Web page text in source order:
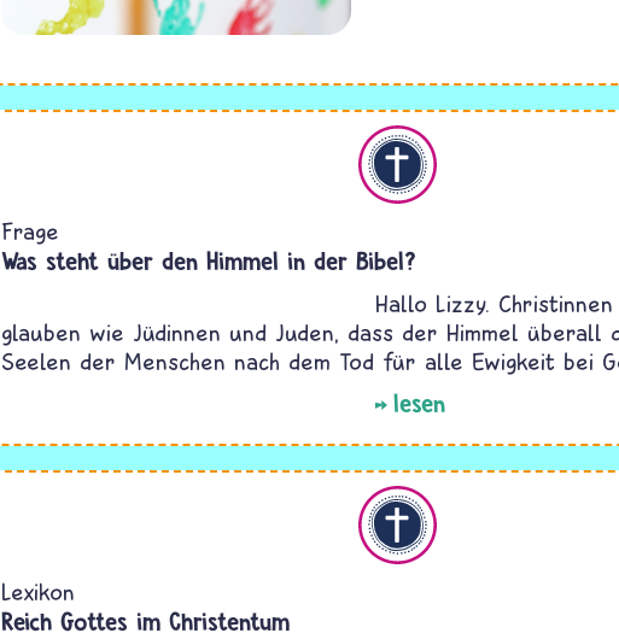
Frage
Was steht über den Himmel in der Bibel?
Hallo Lizzy.
glauben wie Jüdinnen und Juden, dass der Himmel
Seelen der Menschen nach dem Tod für alle Ewigkeit bei
lesen
Lexikon
Reich Gottes im Christentum